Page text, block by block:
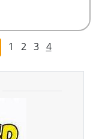
1 2 3 4